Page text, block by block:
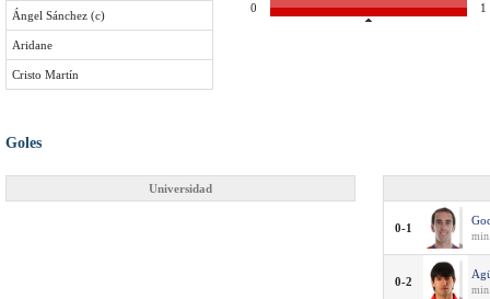
Ángel Sánchez (c)
Aridane
Cristo Martín
0 1
Goles
Universidad
0-1
0-2